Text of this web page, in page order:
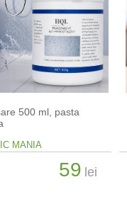
500 ml, pasta
MANIA
59 lei